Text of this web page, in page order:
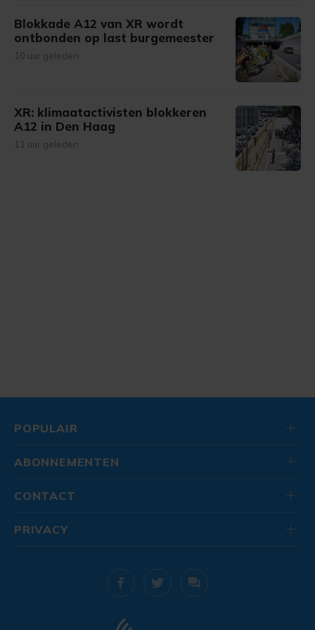
Blokkade A12 van XR wordt
ontbonden op last burgemeester
10 uur geleden
XR: klimaatactivisten blokkeren
A12 in Den Haag
11 uur geleden
POPULAIR
ABONNEMENTEN
CONTACT
PRIVACY